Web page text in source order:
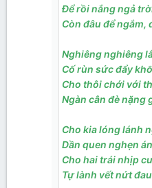
Để rồi nắng ngả
Còn đâu để ngắm,
Nghiêng nghiêng
Cố rùn sức đẩy
Cho thôi chới với
Ngàn cân đè nặng
Cho kia lóng lánh
Dần quen nghẹn
Cho hai trái nhịp
Tự lành vết nứt